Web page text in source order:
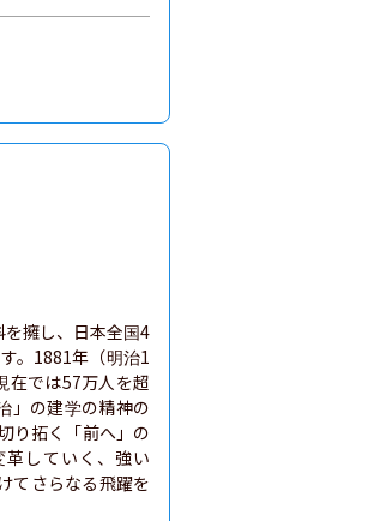
擁し、日本全国4
。1881年（明治1
在では57万人を超
」の建学の精神の
り拓く「前へ」の
していく、強い
てさらなる飛躍を